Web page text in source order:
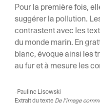
Pour la première fois,
suggérer la pollution.
contrastent avec les
du monde marin. En
blanc, évoque ainsi les
au fur et à mesure les
-Pauline Lisowski
Extrait du texte De l'image